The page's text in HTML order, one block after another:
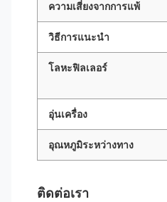
ความเสี่ยงจากการแพ้
วิธีการแนะนำ
โลหะฟิลเลอร์
อุ่นเครื่อง
อุณหภูมิระหว่างทาง
ติดต่อเรา